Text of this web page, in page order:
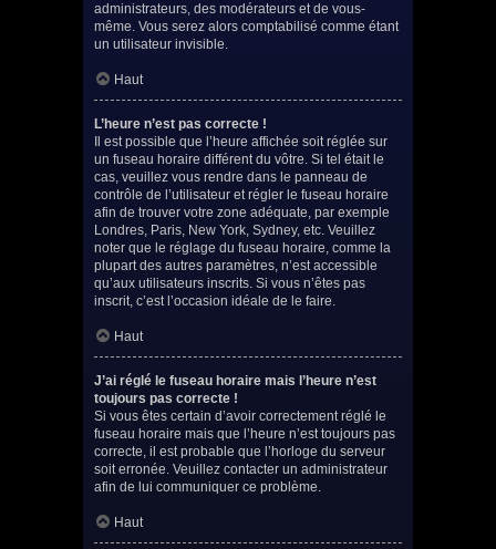
administrateurs, des modérateurs et de vous-
même. Vous serez alors comptabilisé comme étant
un utilisateur invisible.
Haut
L’heure n’est pas correcte !
Il est possible que l’heure affichée soit réglée sur
un fuseau horaire différent du vôtre. Si tel était le
cas, veuillez vous rendre dans le panneau de
contrôle de l’utilisateur et régler le fuseau horaire
afin de trouver votre zone adéquate, par exemple
Londres, Paris, New York, Sydney, etc. Veuillez
noter que le réglage du fuseau horaire, comme la
plupart des autres paramètres, n’est accessible
qu’aux utilisateurs inscrits. Si vous n’êtes pas
inscrit, c’est l’occasion idéale de le faire.
Haut
J’ai réglé le fuseau horaire mais l’heure n’est
toujours pas correcte !
Si vous êtes certain d’avoir correctement réglé le
fuseau horaire mais que l’heure n’est toujours pas
correcte, il est probable que l’horloge du serveur
soit erronée. Veuillez contacter un administrateur
afin de lui communiquer ce problème.
Haut